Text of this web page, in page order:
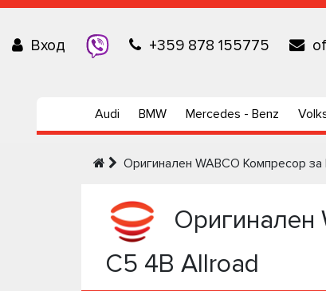
Вход +359 878 155775
Audi BMW Mercedes - Benz
Оригинален WABCO Компресор
Оригинален
C5 4B Allroad